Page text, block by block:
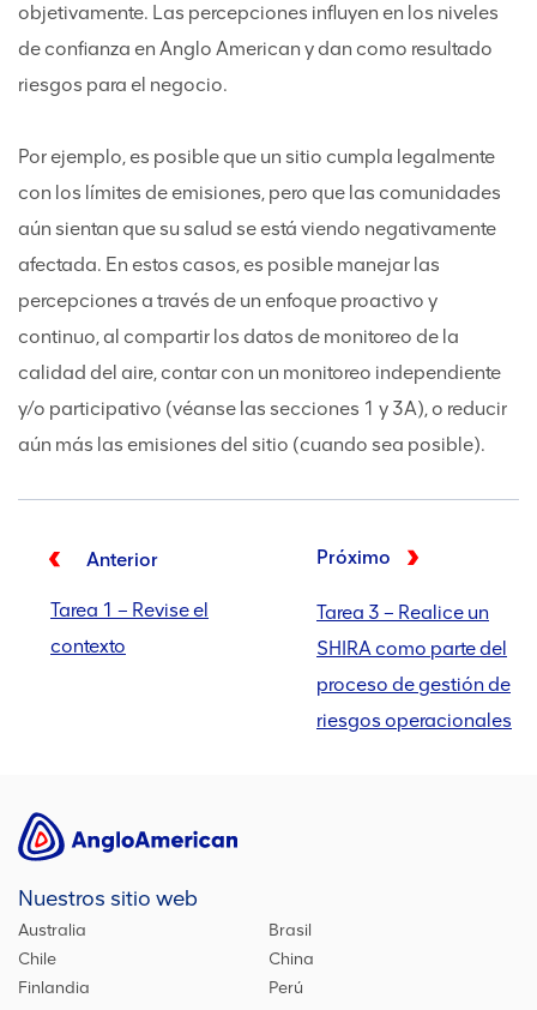
objetivamente. Las percepciones influyen en los niveles
de confianza en Anglo American y dan como resultado
riesgos para el negocio.
Por ejemplo, es posible que un sitio cumpla legalmente
con los límites de emisiones, pero que las comunidades
aún sientan que su salud se está viendo negativamente
afectada. En estos casos, es posible manejar las
percepciones a través de un enfoque proactivo y
continuo, al compartir los datos de monitoreo de la
calidad del aire, contar con un monitoreo independiente
y/o participativo (véanse las secciones 1 y 3A), o reducir
aún más las emisiones del sitio (cuando sea posible).
Anterior
Tarea 1 – Revise el
contexto
Próximo
Tarea 3 – Realice un
SHIRA como parte del
proceso de gestión de
riesgos operacionales
Nuestros sitio web
Australia
Brasil
Chile
China
Finlandia
Perú